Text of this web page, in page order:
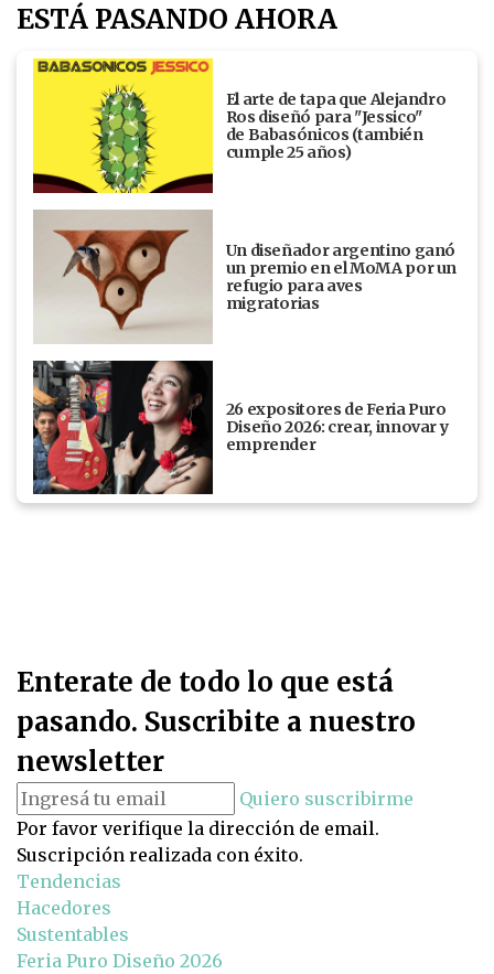
ESTÁ PASANDO AHORA
El arte de tapa que Alejandro
Ros diseñó para "Jessico"
de Babasónicos (también
cumple 25 años)
Un diseñador argentino ganó
un premio en el MoMA por un
refugio para aves
migratorias
26 expositores de Feria Puro
Diseño 2026: crear, innovar y
emprender
Enterate de todo lo que está
pasando. Suscribite a nuestro
newsletter
Quiero suscribirme
Por favor verifique la dirección de email.
Suscripción realizada con éxito.
Tendencias
Hacedores
Sustentables
Feria Puro Diseño 2026